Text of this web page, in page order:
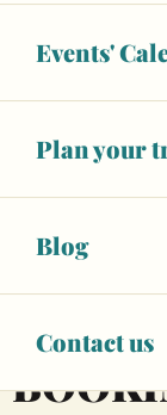
Events'
Plan your
Blog
Contact us